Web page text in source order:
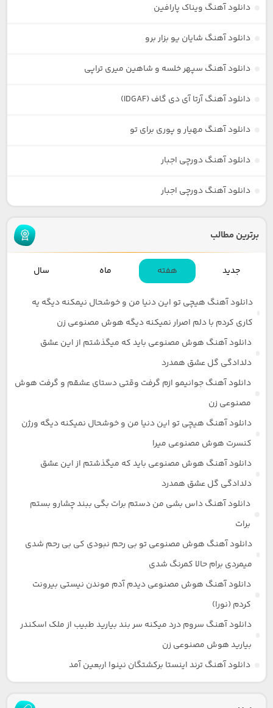
دانلود آهنگ ویناک پارافین
دانلود آهنگ شایان یو بزار برو
دانلود آهنگ سپهر خلسه و شاهین میری تراپی
دانلود آهنگ آرتا آی دی گاف (IDGAF)
دانلود آهنگ مهیار و پوری برای تو
دانلود آهنگ دورچی اجبار
دانلود آهنگ دورچی اجبار
برترین مطالب
جدید هفته ماه سال
دانلود آهنگ هیچی تو این دنیا من و خوشحال نیمکنه دیگه یه
کاری کردم با دلم اصرار نمیکنه دیگه هوش مصنوعی زن
دانلود آهنگ هوش مصنوعی باید که میگذشتم از این عشق
دلدادگی گل عشق همدرد
دانلود آهنگ جوانیمو ازم گرفت وقتی دستای عشقم و گرفت هوش
مصنوعی زن
دانلود آهنگ هیچی تو این دنیا من و خوشحال نمیکنه دیگه ورژن
کنسرت هوش مصنوعی میرا
دانلود آهنگ هوش مصنوعی باید که میگذشتم از این عشق
دلدادگی گل عشق همدرد
دانلود آهنگ داس بشی من دستم برات بگی ببند چشارو بستم
برات
دانلود آهنگ هوش مصنوعی تو بی رحم نبودی کی بی رحم شدی
میمردی برام حالا کمرنگ شدی
دانلود آهنگ هوش مصنوعی دیدم آدم موندن نیستی بیرونت
کردم (نورا)
دانلود آهنگ سروم درد میکنه سر بند بیارید طبیب از ملک اسکندر
بیارید هوش مصنوعی زن
دانلود آهنگ ترند اینستا برکشتگان نینوا اربعین آمد